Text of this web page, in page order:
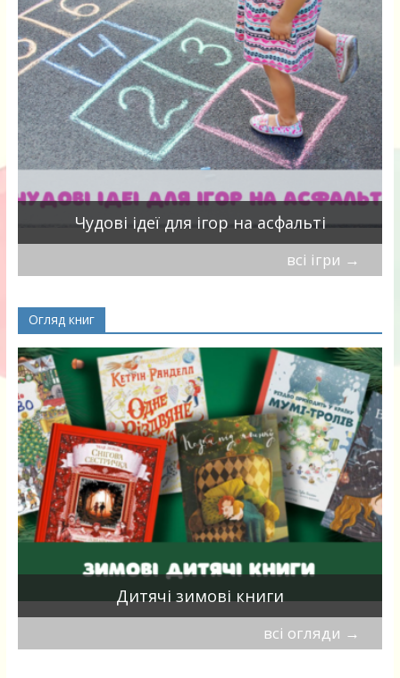
Чудові ідеї для ігор на асфальті
всі ігри →
Огляд книг
Дитячі зимові книги
всі огляди →